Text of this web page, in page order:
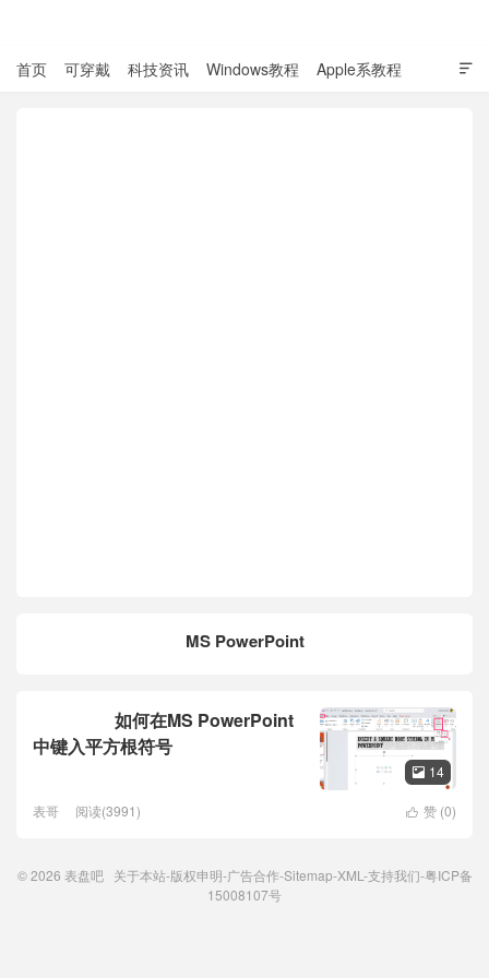

首页 可穿戴 科技资讯 Windows教程 Apple系教程
MS PowerPoint
如何在MS PowerPoint
中键入平方根符号
 14
 赞 (0)
表哥 阅读(3991)
© 2026 表盘吧 关于本站-版权申明-广告合作-Sitemap-XML -支持我们-粤ICP备
15008107号